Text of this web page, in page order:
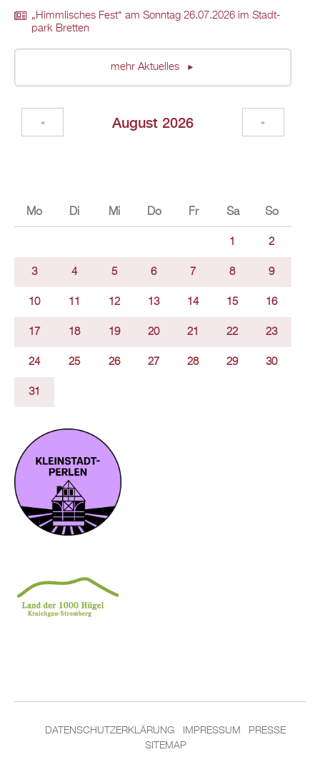
„Himm­li­sches Fest“ am Sonn­tag 26.07.2026 im Stadt­
park Brett­en
mehr Ak­tu­el­les
Au­gust 2026
« »
Mo Di Mi Do Fr Sa So
1 2
3 4 5 6 7 8 9
10 11 12 13 14 15 16
17 18 19 20 21 22 23
24 25 26 27 28 29 30
31
DA­TEN­SCHUT­Z­ER­KLÄ­RUNG IM­PRES­SUM
PRES­SE
SITEMAP